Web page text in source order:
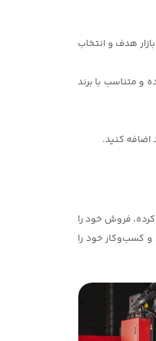
هدف و انتخاب
و متناسب با برند
فروش خود را
و کسب‌وکار خود را